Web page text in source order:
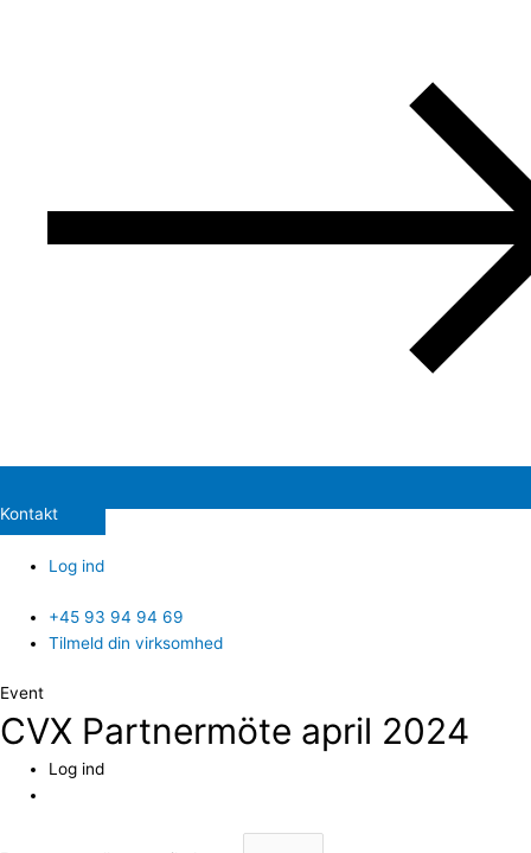
Kontakt
Log ind
+45 93 94 94 69
Tilmeld din virksomhed
Event
CVX Partnermöte april 2024
Log ind